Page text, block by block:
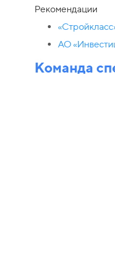
Рекомендации
АО
Команда